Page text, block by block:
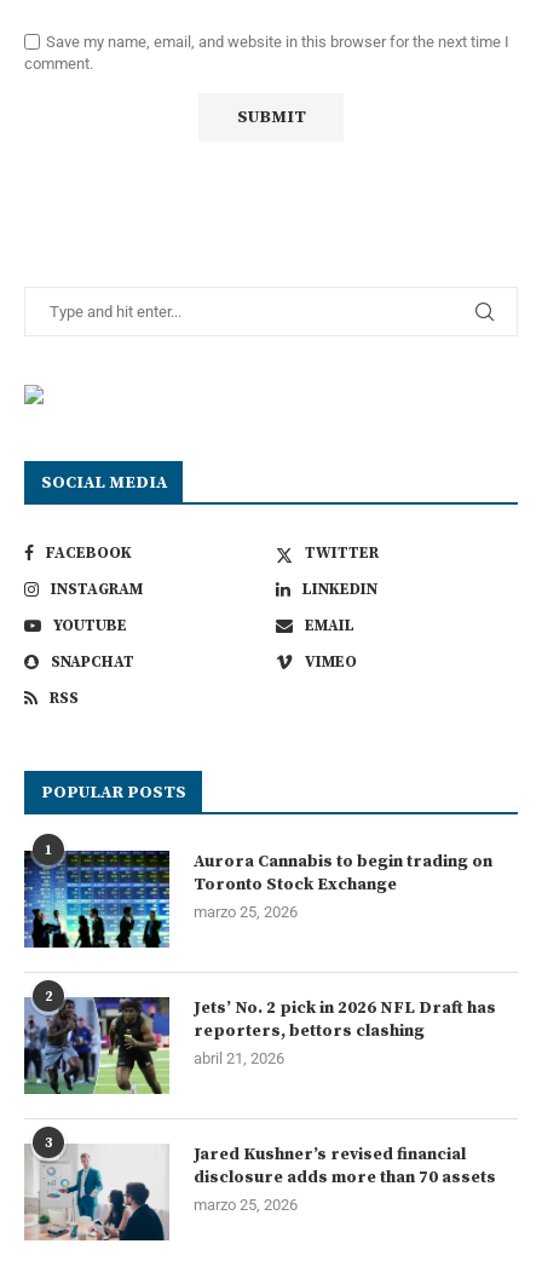
Save my name, email, and website in this browser for the next time I
comment.
SOCIAL MEDIA
FACEBOOK
TWITTER
INSTAGRAM
LINKEDIN
YOUTUBE
EMAIL
SNAPCHAT
VIMEO
RSS
POPULAR POSTS
1
Aurora Cannabis to begin trading on
Toronto Stock Exchange
marzo 25, 2026
2
Jets’ No. 2 pick in 2026 NFL Draft has
reporters, bettors clashing
abril 21, 2026
3
Jared Kushner’s revised financial
disclosure adds more than 70 assets
marzo 25, 2026